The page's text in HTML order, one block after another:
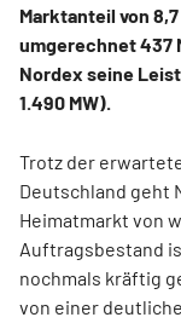
Marktanteil von
umgerechnet 437
Nordex seine
1.490 MW).
Trotz der
Deutschland geht
Heimatmarkt von
Auftragsbestand
nochmals kräftig
von einer